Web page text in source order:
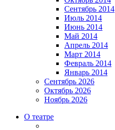
Сентябрь 2014
Июль 2014
Июнь 2014
Май 2014
Апрель 2014
Март 2014
Февраль 2014
Январь 2014
Сентябрь 2026
Октябрь 2026
Ноябрь 2026
О театре